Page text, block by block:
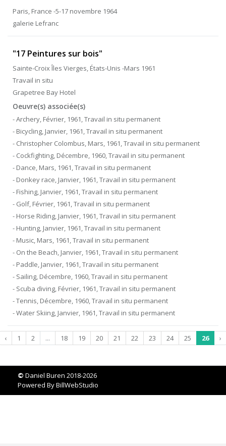
Paris, France -5-17 novembre 1964
galerie Lefranc
"17 Peintures sur bois"
Sainte-Croix Îles Vierges, États-Unis -Mars 1961
Travail in situ
Grapetree Bay Hotel
Oeuvre(s) associée(s)
- Archery, Février, 1961, Travail in situ permanent
- Bicycling, Janvier, 1961, Travail in situ permanent
- Christopher Colombus, Mars, 1961, Travail in situ permanent
- Cockfighting, Décembre, 1960, Travail in situ permanent
- Dance, Mars, 1961, Travail in situ permanent
- Donkey race, Janvier, 1961, Travail in situ permanent
- Fishing, Janvier, 1961, Travail in situ permanent
- Golf, Février, 1961, Travail in situ permanent
- Horse Riding, Janvier, 1961, Travail in situ permanent
- Hunting, Janvier, 1961, Travail in situ permanent
- Music, Mars, 1961, Travail in situ permanent
- On the Beach, Janvier, 1961, Travail in situ permanent
- Paddle, Janvier, 1961, Travail in situ permanent
- Sailing, Décembre, 1960, Travail in situ permanent
- Scuba diving, Février, 1961, Travail in situ permanent
- Tennis, Décembre, 1960, Travail in situ permanent
- Water Skiing, Janvier, 1961, Travail in situ permanent
‹ 1 2 ... 18 19 20 21 22 23 24 25 26 ›
© Daniel Buren 2018-2026
Powered ByBillWebStudio